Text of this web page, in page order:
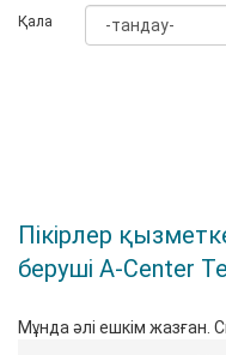
Қала
Пікірлер
беруші A-Center
Мұнда әлі ешкім жазған.